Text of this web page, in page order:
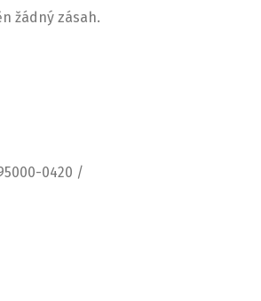
žádný zásah.
0420 /